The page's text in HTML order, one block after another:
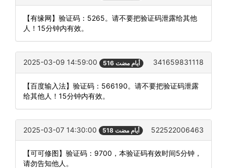
【有缘网】验证码：5265。请不要把验证码泄露给其他
人！15分钟内有效。
2025-03-09 14:59:00 516 أيام مضت 341659831118
【百度输入法】验证码：566190。请不要把验证码泄露
给其他人！15分钟内有效。
2025-03-07 14:30:00 518 أيام مضت 522522006463
【可可修图】验证码：9700，本验证码有效时间5分钟，
请勿告知他人。